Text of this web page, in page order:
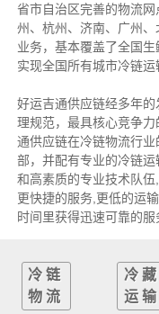
省市自治区完善的物流网
州、杭州、济南、广州
业务，基本覆盖了全国
实现全国所有城市冷链运
好运吉通供应链经多年
理规范，最具核心竞争
通供应链在冷链物流行
部，并配有专业的冷链
和高素质的专业技术队
更快捷的服务,更低的运
时间里获得迅速可靠的服
冷链
物流
冷藏
运输